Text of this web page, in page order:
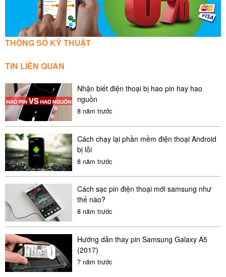
2016
- Chúng tôi sử dụng những linh kiện thay thế chất lượng
nhất, trang thiết bị hỗ trợ hiện đại để nâng cao chất lượng
hoàn thiện sản phẩm sau sửa chữa.
- Chúng tôi luôn có đội ngũ kĩ thuật viên chuyên nghiệp, có
nhiều năm kinh nghiệm trong việc sửa chữa, thay thế linh
kiện cho thiết bị di động nói chung và sửa chữa điện thoại
Samsung nói riêng.
- Máy móc hiện đại giúp thao tác sửa chữa nhanh gọn và
- Quy trình thay pin từ khâu tiếp nhận đến khâu thay pin và
trả máy đều được thực hiện một cách chuyên nghiệp, mang
THÔNG SỐ KỸ THUẬT
TIN LIÊN QUAN
Nhận biết điện thoại bị hao pin hay hao
nguồn
8 năm trước
Cách chạy lại phần mềm điện thoại Android
bị lỗi
8 năm trước
Cách sạc pin điện thoại mới samsung như
thế nào?
8 năm trước
Hướng dẫn thay pin Samsung Galaxy A5
(2017)
7 năm trước